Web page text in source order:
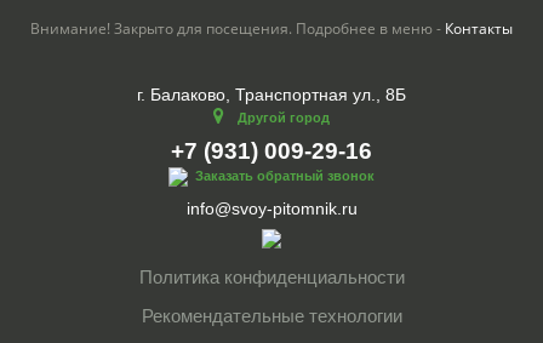
Внимание! Закрыто для посещения. Подробнее в меню - Контакты
г. Балаково, Транспортная ул., 8Б
Другой город
+7 (931) 009-29-16
Заказать обратный звонок
info@svoy-pitomnik.ru
Политика конфиденциальности
Рекомендательные технологии